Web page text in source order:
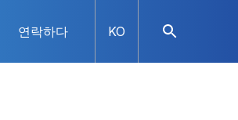
연락하다 KO